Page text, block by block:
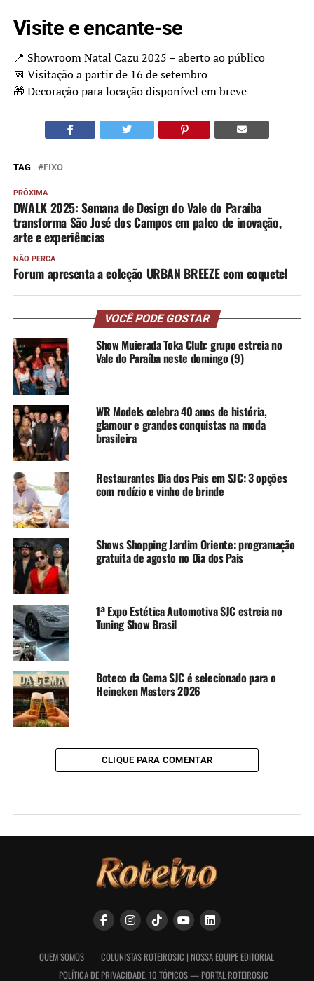
Visite e encante-se
📍 Showroom Natal Cazu 2025 – aberto ao público
📅 Visitação a partir de 16 de setembro
🎁 Decoração para locação disponível em breve
TAG FIXO
PRÓXIMA
DWALK 2025: Semana de Design do Vale do Paraíba
transforma São José dos Campos em palco de inovação,
arte e experiências
NÃO PERCA
Forum apresenta a coleção URBAN BREEZE com coquetel
VOCÊ PODE GOSTAR
Show Muierada Toka Club: grupo estreia no
Vale do Paraíba neste domingo (9)
WR Models celebra 40 anos de história,
glamour e grandes conquistas na moda
brasileira
Restaurantes Dia dos Pais em SJC: 3 opções
com rodízio e vinho de brinde
Shows Shopping Jardim Oriente: programação
gratuita de agosto no Dia dos Pais
1ª Expo Estética Automotiva SJC estreia no
Tuning Show Brasil
Boteco da Gema SJC é selecionado para o
Heineken Masters 2026
CLIQUE PARA COMENTAR
QUEM SOMOS
COLUNISTAS ROTEIROSJC | NOSSA EQUIPE EDITORIAL
POLÍTICA DE PRIVACIDADE, 10 TÓPICOS — PORTAL ROTEIROSJC